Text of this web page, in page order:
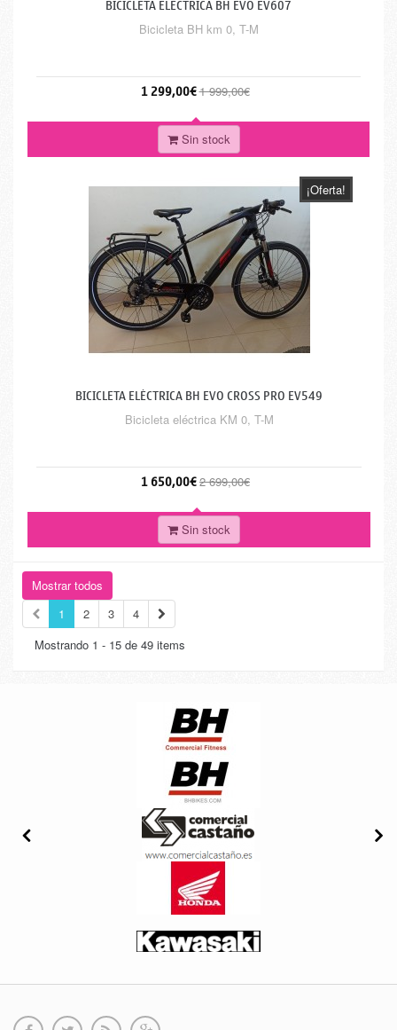
BICICLETA ELÉCTRICA BH EVO EV607
Bicicleta BH km 0, T-M
1 299,00€1 999,00€
Sin stock
¡Oferta!
BICICLETA ELÉCTRICA BH EVO CROSS PRO EV549
Bicicleta eléctrica KM 0, T-M
1 650,00€2 699,00€
Sin stock
Mostrar todos
1
2 3
4
Mostrando 1 - 15 de 49 items